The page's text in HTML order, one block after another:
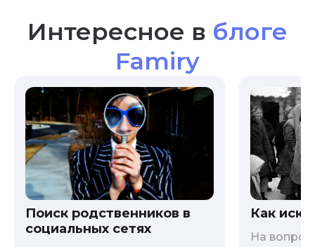
Интересное в блоге
Famiry
Поиск родственников в
социальных сетях
Как
На вопрос